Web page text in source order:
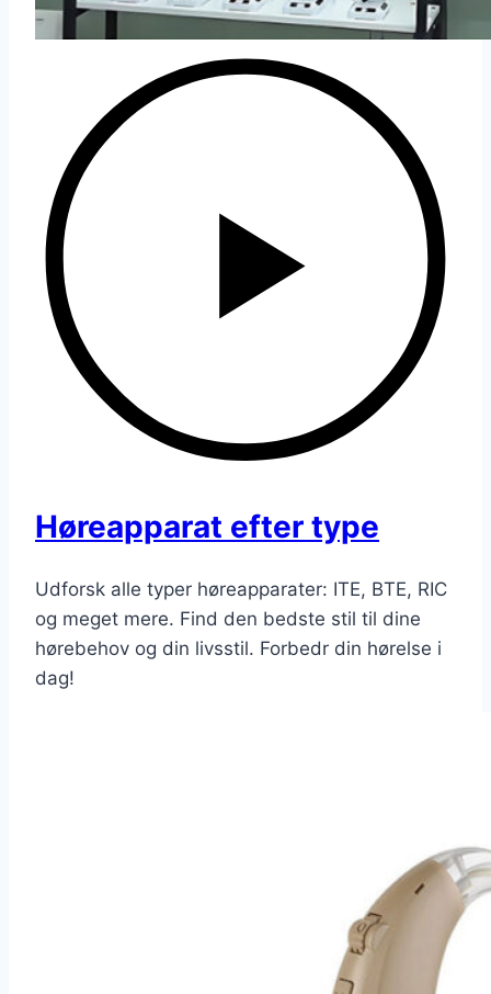
Høreapparat efter type
Udforsk alle typer høreapparater: ITE, BTE, RIC
og meget mere. Find den bedste stil til dine
hørebehov og din livsstil. Forbedr din hørelse i
dag!